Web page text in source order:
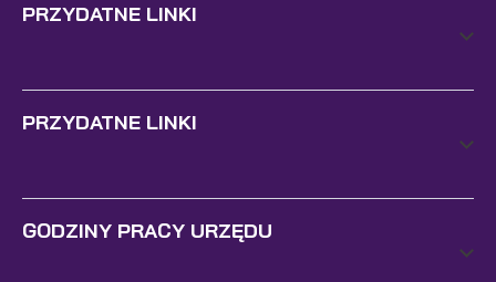
PRZYDATNE LINKI
PRZYDATNE LINKI
GODZINY PRACY URZĘDU